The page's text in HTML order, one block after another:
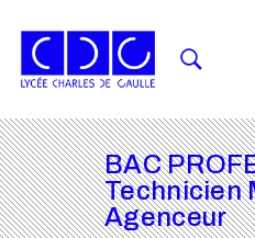
BAC
Technicien
Agenceur